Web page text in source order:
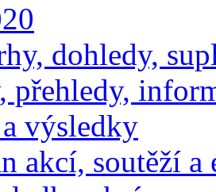
dohledy,
přehledy,
výsledky
akcí, soutěží a